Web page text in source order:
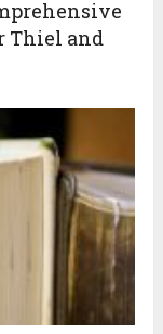
Thiel and